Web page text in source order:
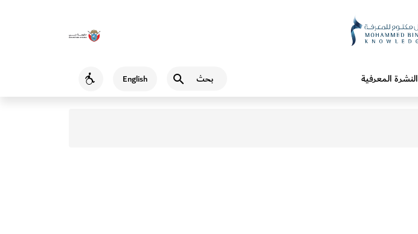
English
Accessibility النشرة المعرفية